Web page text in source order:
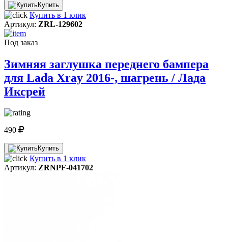
Купить
Купить в 1 клик
Артикул: ZRL-129602
Под заказ
Зимняя заглушка переднего бампера
для Lada Xray 2016-, шагрень / Лада
Иксрей
490
Купить
Купить в 1 клик
Артикул: ZRNPF-041702